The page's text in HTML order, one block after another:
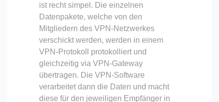
ist recht simpel. Die einzelnen
Datenpakete, welche von den
Mitgliedern des VPN-Netzwerkes
verschickt werden, werden in einem
VPN-Protokoll protokolliert und
gleichzeitig via VPN-Gateway
übertragen. Die VPN-Software
verarbeitet dann die Daten und macht
diese für den jeweiligen Empfänger in